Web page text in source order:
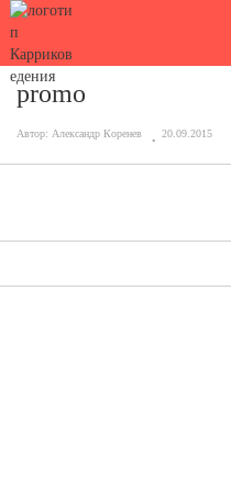
promo
Автор: Александр Коренев 20.09.2015